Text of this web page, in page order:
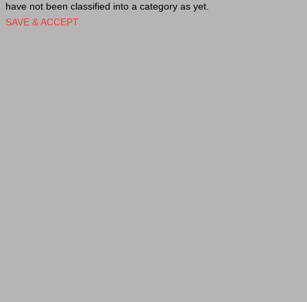
have not been classified into a category as yet.
SAVE & ACCEPT